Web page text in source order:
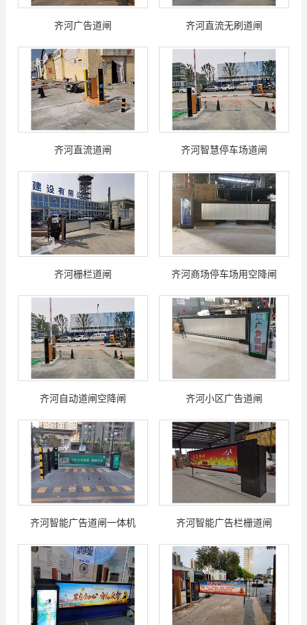
齐河广告道闸 齐河直流无刷道闸
齐河直流道闸 齐河智慧停车场道闸
齐河栅栏道闸 齐河商场停车场用空降闸
齐河自动道闸空降闸 齐河小区广告道闸
齐河智能广告道闸一体机 齐河智能广告栏栅道闸